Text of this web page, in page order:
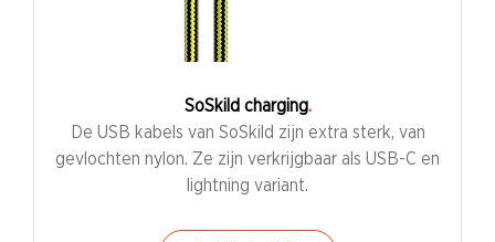
SoSkild charging
De USB kabels van SoSkild zijn extra sterk, van
gevlochten nylon. Ze zijn verkrijgbaar als USB-C en
lightning variant.